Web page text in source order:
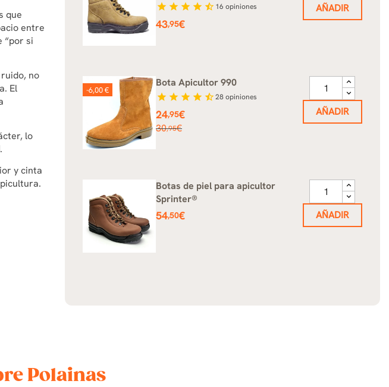
que
entre
“por si
no
El
lo
.
y cinta
star star star star star_half 16 opiniones
Precio
43,95€
AÑADIR
Bota Apicultor 990
star star star star star_half28opiniones
Precio
24,95€
Precio
30,95€
-6,00 €
AÑADIR
Botas de piel para apicultor
Sprinter®
Precio
54,50€ AÑADIR
Polainas